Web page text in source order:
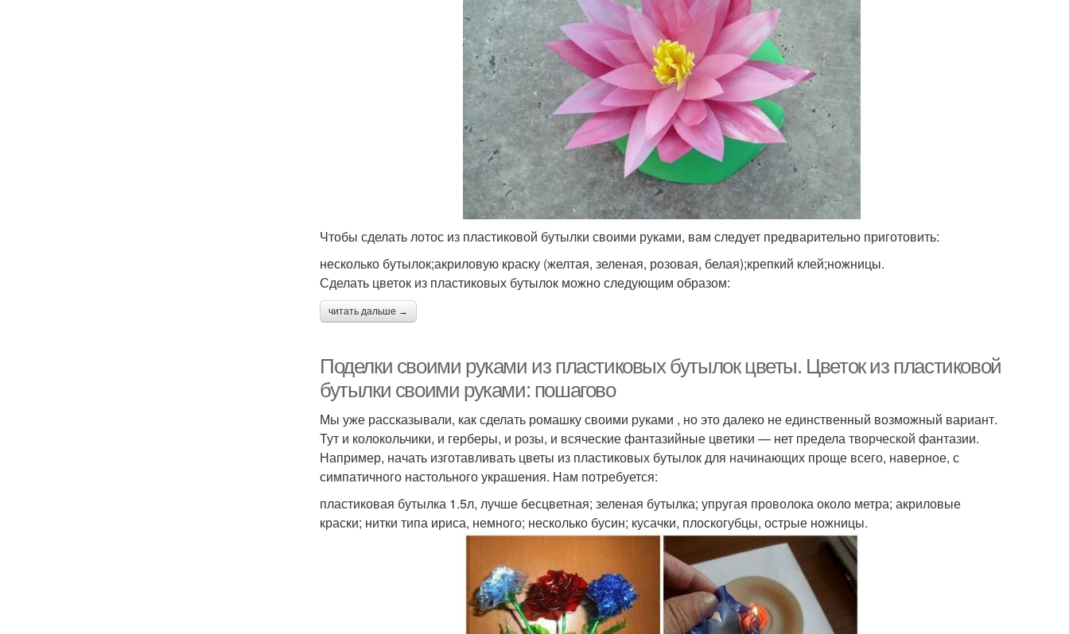
Чтобы сделать лотос из пластиковой бутылки своими руками, вам следует предварительно приготовить:
несколько бутылок;акриловую краску (желтая, зеленая, розовая, белая);крепкий клей;ножницы.
Сделать цветок из пластиковых бутылок можно следующим образом:
читать дальше →
Поделки своими руками из пластиковых бутылок цветы. Цветок из пластиковой
бутылки своими руками: пошагово
Мы уже рассказывали, как сделать ромашку своими руками , но это далеко не единственный возможный вариант.
Тут и колокольчики, и герберы, и розы, и всяческие фантазийные цветики — нет предела творческой фантазии.
Например, начать изготавливать цветы из пластиковых бутылок для начинающих проще всего, наверное, с
симпатичного настольного украшения. Нам потребуется:
пластиковая бутылка 1.5л, лучше бесцветная; зеленая бутылка; упругая проволока около метра; акриловые
краски; нитки типа ириса, немного; несколько бусин; кусачки, плоскогубцы, острые ножницы.